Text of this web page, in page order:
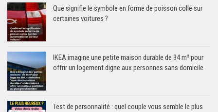
Que signifie le symbole en forme de poisson collé sur
certaines voitures ?
IKEA imagine une petite maison durable de 34 m² pour
offrir un logement digne aux personnes sans domicile
Test de personnalité : quel couple vous semble le plus